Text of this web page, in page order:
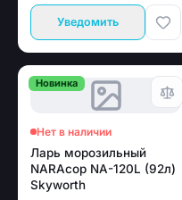
Уведомить
Новинка
Нет в наличии
Ларь морозильный
NARAcop NA-120L (92л)
Skyworth